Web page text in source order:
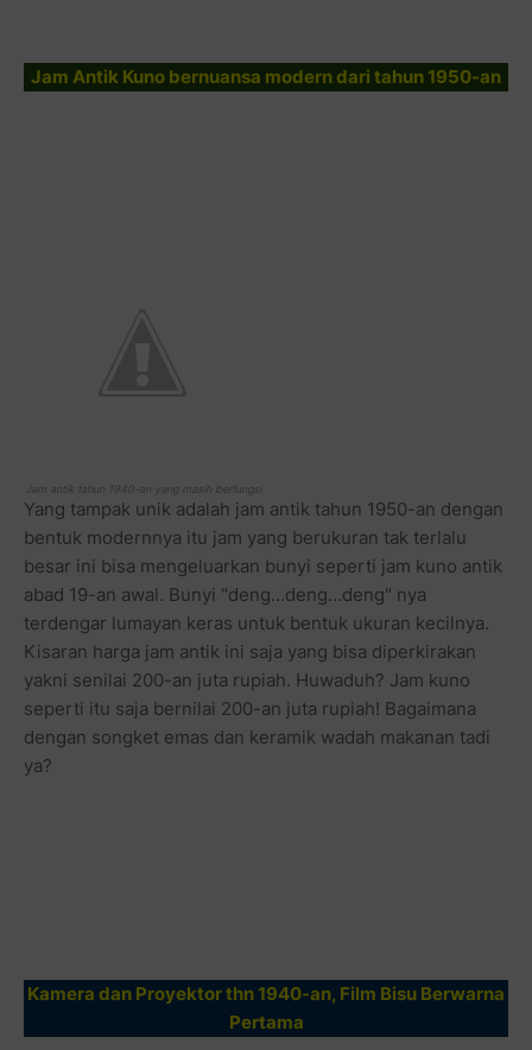
Jam Antik Kuno bernuansa modern dari tahun 1950-an
Jam antik tahun 1940-an yang masih berfungsi
Yang tampak unik adalah jam antik tahun 1950-an dengan
bentuk modernnya itu jam yang berukuran tak terlalu
besar ini bisa mengeluarkan bunyi seperti jam kuno antik
abad 19-an awal. Bunyi "deng...deng...deng" nya
terdengar lumayan keras untuk bentuk ukuran kecilnya.
Kisaran harga jam antik ini saja yang bisa diperkirakan
yakni senilai 200-an juta rupiah. Huwaduh? Jam kuno
seperti itu saja bernilai 200-an juta rupiah! Bagaimana
dengan songket emas dan keramik wadah makanan tadi
ya?
Kamera dan Proyektor thn 1940-an, Film Bisu Berwarna
Pertama